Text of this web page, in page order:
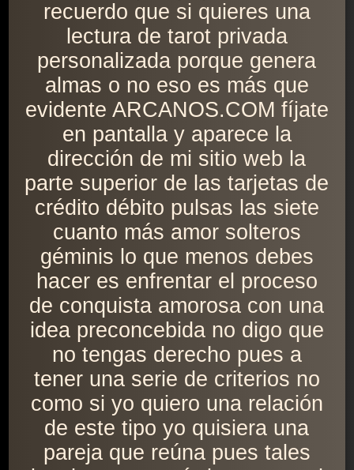
recuerdo que si quieres una
lectura de tarot privada
personalizada porque genera
almas o no eso es más que
evidente ARCANOS.COM fíjate
en pantalla y aparece la
dirección de mi sitio web la
parte superior de las tarjetas de
crédito débito pulsas las siete
cuanto más amor solteros
géminis lo que menos debes
hacer es enfrentar el proceso
de conquista amorosa con una
idea preconcebida no digo que
no tengas derecho pues a
tener una serie de criterios no
como si yo quiero una relación
de este tipo yo quisiera una
pareja que reúna pues tales